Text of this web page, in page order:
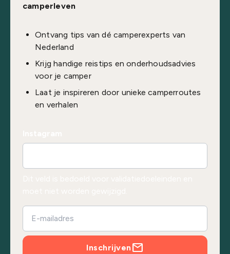
camperleven
Ontvang tips van dé camperexperts van
Nederland
Krijg handige reistips en onderhoudsadvies
voor je camper
Laat je inspireren door unieke camperroutes
en verhalen
Inschrijven